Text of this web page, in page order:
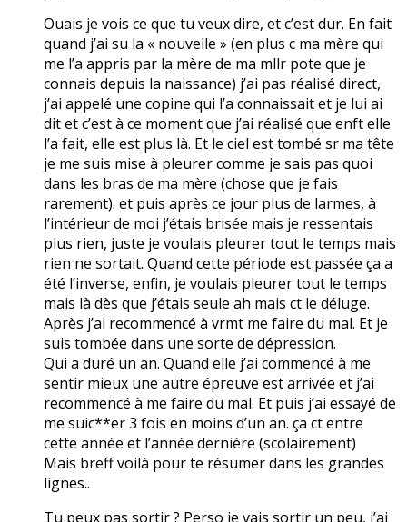
Ouais je vois ce que tu veux dire, et c’est dur. En fait
quand j’ai su la « nouvelle » (en plus c ma mère qui
me l’a appris par la mère de ma mllr pote que je
connais depuis la naissance) j’ai pas réalisé direct,
j’ai appelé une copine qui l’a connaissait et je lui ai
dit et c’est à ce moment que j’ai réalisé que enft elle
l’a fait, elle est plus là. Et le ciel est tombé sr ma tête
je me suis mise à pleurer comme je sais pas quoi
dans les bras de ma mère (chose que je fais
rarement). et puis après ce jour plus de larmes, à
l’intérieur de moi j’étais brisée mais je ressentais
plus rien, juste je voulais pleurer tout le temps mais
rien ne sortait. Quand cette période est passée ça a
été l’inverse, enfin, je voulais pleurer tout le temps
mais là dès que j’étais seule ah mais ct le déluge.
Après j’ai recommencé à vrmt me faire du mal. Et je
suis tombée dans une sorte de dépression.
Qui a duré un an. Quand elle j’ai commencé à me
sentir mieux une autre épreuve est arrivée et j’ai
recommencé à me faire du mal. Et puis j’ai essayé de
me suic**er 3 fois en moins d’un an. ça ct entre
cette année et l’année dernière (scolairement)
Mais breff voilà pour te résumer dans les grandes
lignes..
Tu peux pas sortir ? Perso je vais sortir un peu, j’ai